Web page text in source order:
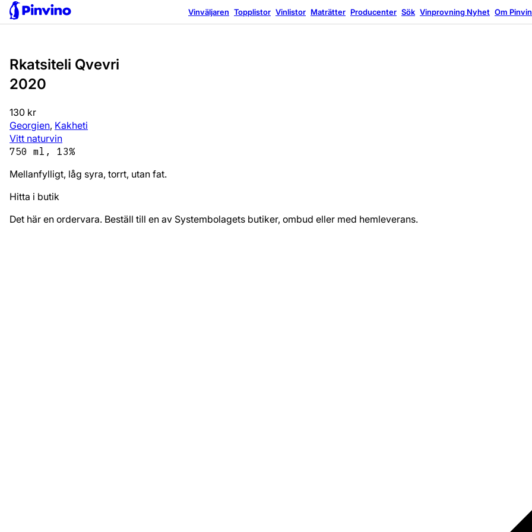
Vinväljaren Topplistor Vinlistor Maträtter Producenter Sök Vinprovning Nyhet Om
Äventyrlig
Rkatsiteli Qvevri
2020
130 kr
Georgien, Kakheti
Vitt naturvin
750 ml, 13%
Mellanfylligt, låg syra, torrt, utan fat.
Hitta i butik
Det här en ordervara. Beställ till en av Systembolagets butiker, ombud eller med hemleverans.